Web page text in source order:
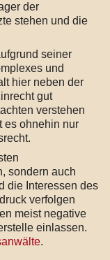
der
stehen und die
seiner
und
hier neben der
gut
verstehen
es ohnehin nur
sondern auch
die Interessen des
verfolgen
meist negative
einlassen.
.